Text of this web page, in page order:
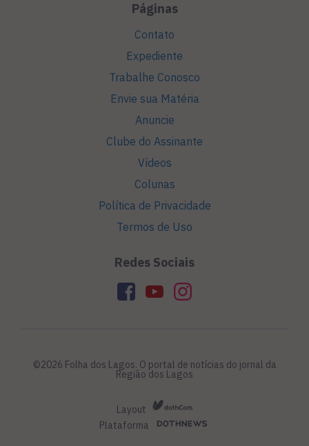
Páginas
Contato
Expediente
Trabalhe Conosco
Envie sua Matéria
Anuncie
Clube do Assinante
Vídeos
Colunas
Política de Privacidade
Termos de Uso
Redes Sociais
©2026 Folha dos Lagos. O portal de notícias do jornal da
Região dos Lagos
Layout
Plataforma